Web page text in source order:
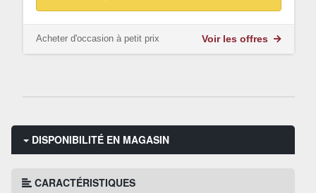
Acheter d'occasion à petit prix Voir les offres
DISPONIBILITÉ EN MAGASIN
CARACTÉRISTIQUES